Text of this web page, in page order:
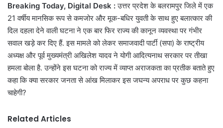
Breaking Today, Digital Desk :उत्तर प्रदेश के बलरामपुर जिले में एक
21 वर्षीय मानसिक रूप से कमजोर और मूक-बधिर युवती के साथ हुए बलात्कार की
दिल दहला देने वाली घटना ने एक बार फिर राज्य की कानून व्यवस्था पर गंभीर
सवाल खड़े कर दिए हैं. इस मामले को लेकर समाजवादी पार्टी (सपा) के राष्ट्रीय
अध्यक्ष और पूर्व मुख्यमंत्री अखिलेश यादव ने योगी आदित्यनाथ सरकार पर तीखा
हमला बोला है. उन्होंने इस घटना को राज्य में व्याप्त अराजकता का प्रतीक बताते हुए
कहा कि क्या सरकार जनता से आंख मिलाकर इस जघन्य अपराध पर कुछ कहना
चाहेगी?
Related Articles